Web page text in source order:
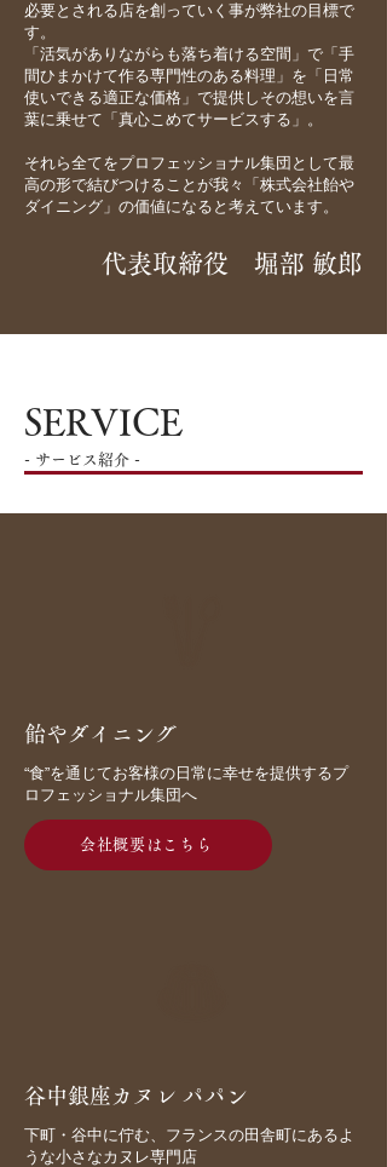
必要とされる店を創っていく事が弊社の目標で
す。
「活気がありながらも落ち着ける空間」で「手
間ひまかけて作る専門性のある料理」を「日常
使いできる適正な価格」で提供しその想いを言
葉に乗せて「真心こめてサービスする」。
それら全てをプロフェッショナル集団として最
高の形で結びつけることが我々「株式会社飴や
ダイニング」の価値になると考えています。
代表取締役 堀部 敏郎
SERVICE
- サービス紹介 -
​飴やダイニング
“食”を通じてお客様の日常に幸せを提供するプ
ロフェッショナル集団へ
会社概要はこちら
谷中銀座カヌレ パパン
下町・谷中に佇む、フランスの田舎町にあるよ
うな小さなカヌレ専門店